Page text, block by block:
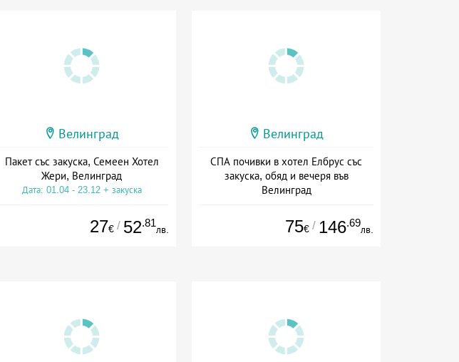
Велинград
Пакет със закуска, Семеен Хотел
Жери, Велинград
Дата: 01.04 - 23.12 + закуска
27€ / 52.81
лв.
Велинград
СПА почивки в хотел Елбрус със
закуска, обяд и вечеря във
Велинград
75€ / 146.69
лв.